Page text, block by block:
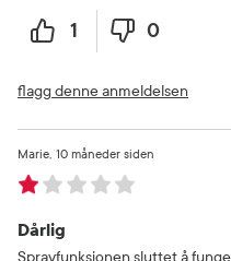
1 0
flagg denne anmeldelsen
Dårlig
10 måneder siden
Marie
Sprayfunksjonen sluttet å